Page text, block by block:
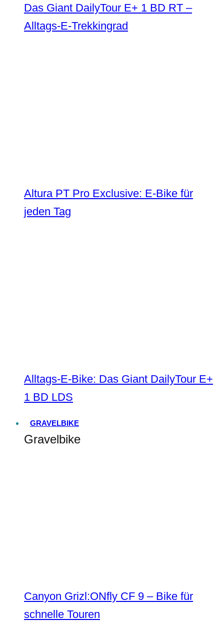
Das Giant DailyTour E+ 1 BD RT –
Alltags-E-Trekkingrad
Altura PT Pro Exclusive: E-Bike für
jeden Tag
Alltags-E-Bike: Das Giant DailyTour E+
1 BD LDS
GRAVELBIKE
Gravelbike
Canyon Grizl:ONfly CF 9 – Bike für
schnelle Touren